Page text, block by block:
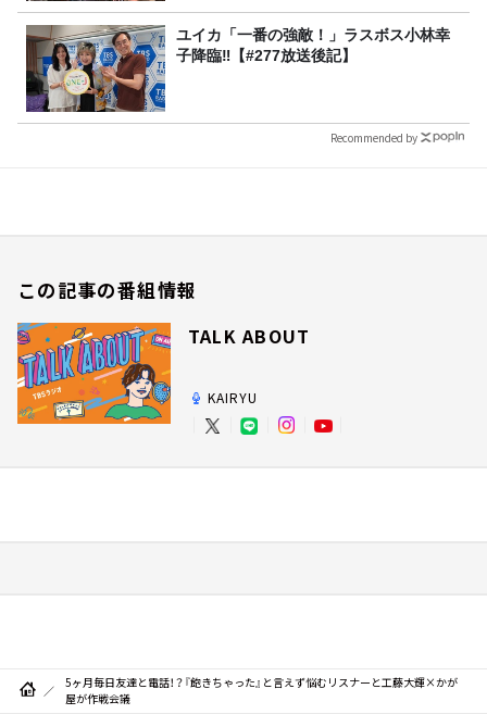
ユイカ「一番の強敵！」ラスボス小林幸
子降臨‼【#277放送後記】
Recommended by
この記事の番組情報
TALK ABOUT
KAIRYU
5ヶ月毎日友達と電話！？『飽きちゃった』と言えず悩むリスナーと工藤大輝×かが
屋が作戦会議